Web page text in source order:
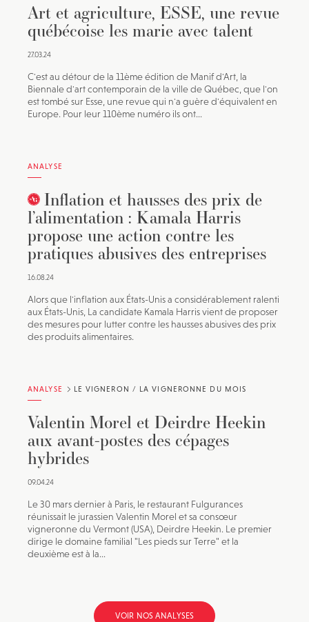
Art et agriculture, ESSE, une revue
québécoise les marie avec talent
27.03.24
C'est au détour de la 11ème édition de Manif d'Art, la
Biennale d'art contemporain de la ville de Québec, que l'on
est tombé sur Esse, une revue qui n'a guère d'équivalent en
Europe. Pour leur 110ème numéro ils ont...
ANALYSE
Inflation et hausses des prix de
l’alimentation : Kamala Harris
propose une action contre les
pratiques abusives des entreprises
16.08.24
Alors que l'inflation aux États-Unis a considérablement ralenti
aux États-Unis, La candidate Kamala Harris vient de proposer
des mesures pour lutter contre les hausses abusives des prix
des produits alimentaires.
ANALYSE LE VIGNERON / LA VIGNERONNE DU MOIS
Valentin Morel et Deirdre Heekin
aux avant-postes des cépages
hybrides
09.04.24
Le 30 mars dernier à Paris, le restaurant Fulgurances
réunissait le jurassien Valentin Morel et sa consœur
vigneronne du Vermont (USA), Deirdre Heekin. Le premier
dirige le domaine familial "Les pieds sur Terre" et la
deuxième est à la...
VOIR NOS ANALYSES